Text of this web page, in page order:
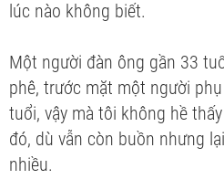
lúc nào không biết.
Một người đàn ông gần 33
phê, trước mặt một người
tuổi, vậy mà tôi không hề
đó, dù vẫn còn buồn nhưng
nhiều.